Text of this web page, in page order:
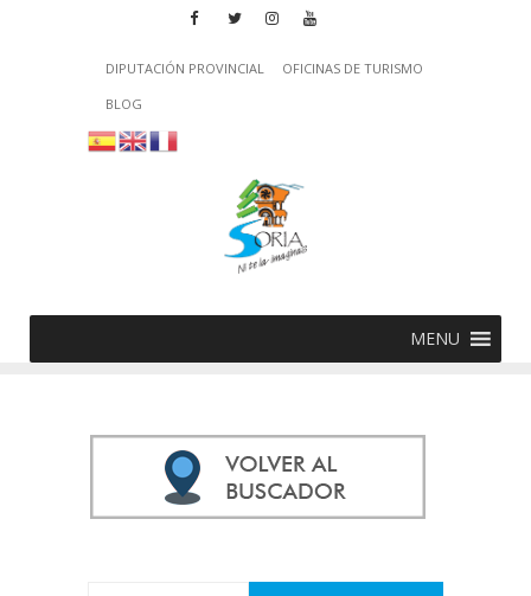
DIPUTACIÓN PROVINCIAL
OFICINAS DE TURISMO
BLOG
MENU